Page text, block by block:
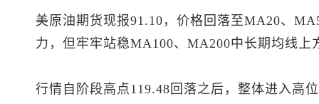
美原油期货现报91.10，价格回落至MA20、
力，但牢牢站稳MA100、MA200中长期均线上
行情自阶段高点119.48回落之后，整体进入高